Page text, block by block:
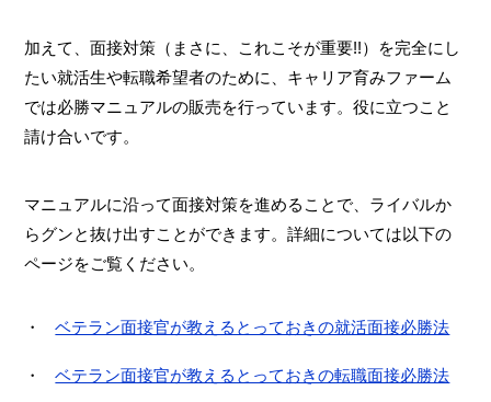
加えて、面接対策（まさに、これこそが重要!!）を完全にし
たい就活生や転職希望者のために、キャリア育みファーム
では必勝マニュアルの販売を行っています。役に立つこと
請け合いです。
マニュアルに沿って面接対策を進めることで、ライバルか
らグンと抜け出すことができます。詳細については以下の
ページをご覧ください。
ベテラン面接官が教えるとっておきの就活面接必勝法
ベテラン面接官が教えるとっておきの転職面接必勝法